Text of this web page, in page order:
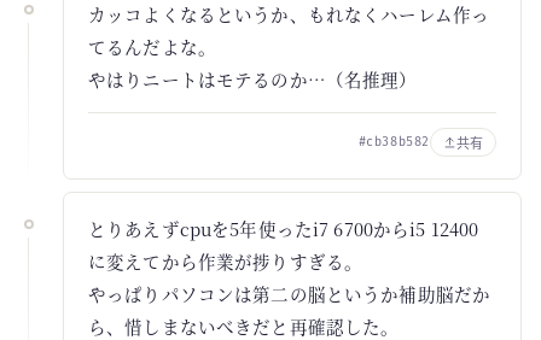
カッコよくなるというか、もれなくハーレム作っ
てるんだよな。
やはりニートはモテるのか…（名推理）
#cb38b582 共有
とりあえずcpuを5年使ったi7 6700からi5 12400
に変えてから作業が捗りすぎる。
やっぱりパソコンは第二の脳というか補助脳だか
ら、惜しまないべきだと再確認した。